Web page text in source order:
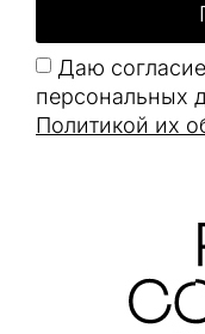
Даю
персональных
Политикой их